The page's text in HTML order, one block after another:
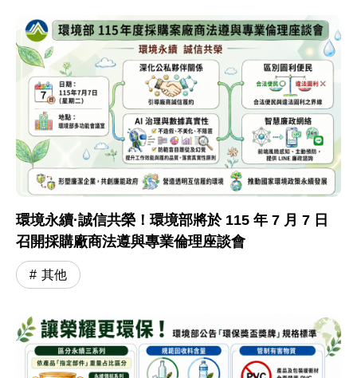
環境永續·誠信共榮！環境部將於 115 年 7 月 7 日
召開採購廠商法遵與專業倫理座談會
其他